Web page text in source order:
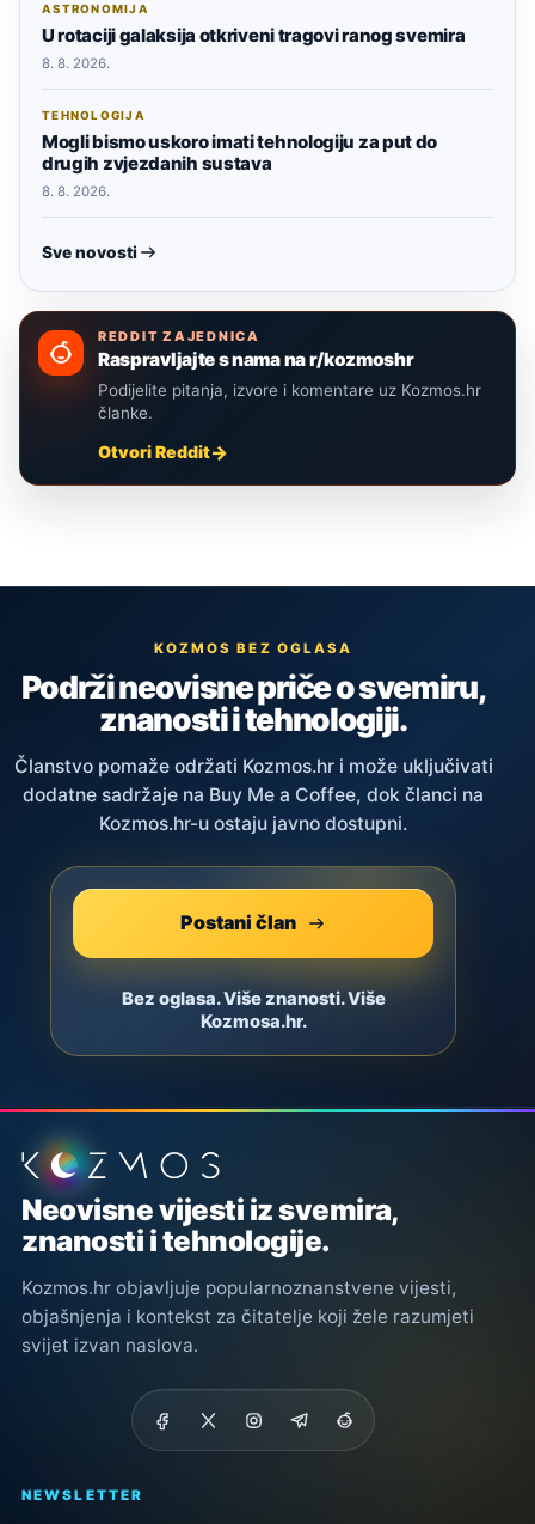
ASTRONOMIJA
U rotaciji galaksija otkriveni tragovi ranog svemira
8. 8. 2026.
TEHNOLOGIJA
Mogli bismo uskoro imati tehnologiju za put do
drugih zvjezdanih sustava
8. 8. 2026.
Sve novosti
REDDIT ZAJEDNICA
Raspravljajte s nama na r/kozmoshr
Podijelite pitanja, izvore i komentare uz Kozmos.hr
članke.
Otvori Reddit
KOZMOS BEZ OGLASA
Podrži neovisne priče o svemiru,
znanosti i tehnologiji.
Članstvo pomaže održati Kozmos.hr i može uključivati
dodatne sadržaje na Buy Me a Coffee, dok članci na
Kozmos.hr-u ostaju javno dostupni.
Postani član
Bez oglasa. Više znanosti. Više
Kozmosa.hr.
Podnožje stranice
Neovisne vijesti iz svemira,
znanosti i tehnologije.
Kozmos.hr objavljuje popularnoznanstvene vijesti,
objašnjenja i kontekst za čitatelje koji žele razumjeti
svijet izvan naslova.
NEWSLETTER